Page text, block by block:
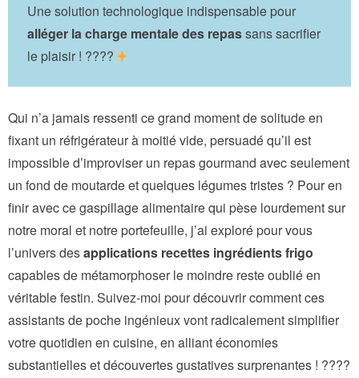
Une solution technologique indispensable pour
alléger la charge mentale des repassans sacrifier
le plaisir ! ????
Qui n’a jamais ressenti ce grand moment de solitude en
fixant un réfrigérateur à moitié vide, persuadé qu’il est
impossible d’improviser un repas gourmand avec seulement
un fond de moutarde et quelques légumes tristes ? Pour en
finir avec ce gaspillage alimentaire qui pèse lourdement sur
notre moral et notre portefeuille, j’ai exploré pour vous
l’univers desapplications recettes ingrédients frigo
capables de métamorphoser le moindre reste oublié en
véritable festin. Suivez-moi pour découvrir comment ces
assistants de poche ingénieux vont radicalement simplifier
votre quotidien en cuisine, en alliant économies
substantielles et découvertes gustatives surprenantes ! ????